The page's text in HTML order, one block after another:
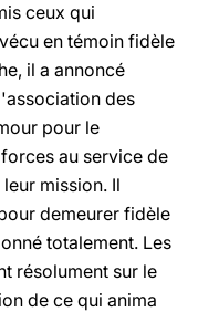
ceux qui
en témoin fidèle
il a annoncé
des
pour le
au service de
mission. Il
demeurer fidèle
totalement. Les
résolument sur le
de ce qui anima